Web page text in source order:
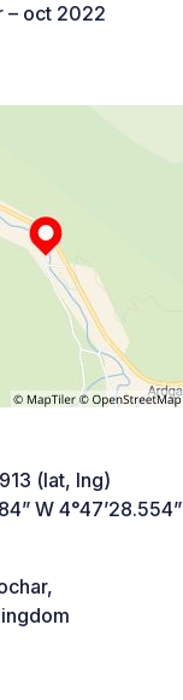
– oct 2022
(lat, lng)
W 4°47’28.554”